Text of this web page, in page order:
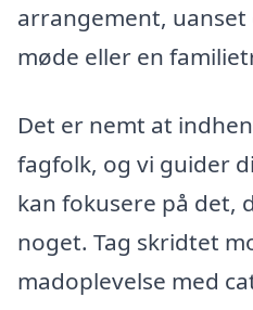
arrangement,
møde eller en
Det er nemt at
fagfolk, og vi guider
kan fokusere på det,
noget. Tag skridtet
madoplevelse med